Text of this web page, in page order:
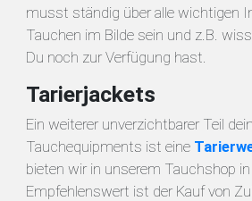
musst ständig über alle wichtigen
Tauchen im Bilde sein und z.B.
Du noch zur Verfügung hast.
Tarierjackets
Ein weiterer unverzichtbarer Teil
Tauchequipments ist eine
bieten wir in unserem Tauchshop in
Empfehlenswert ist der Kauf von